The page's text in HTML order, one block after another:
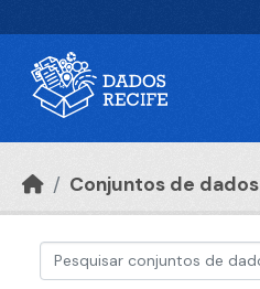
Conjuntos de dados